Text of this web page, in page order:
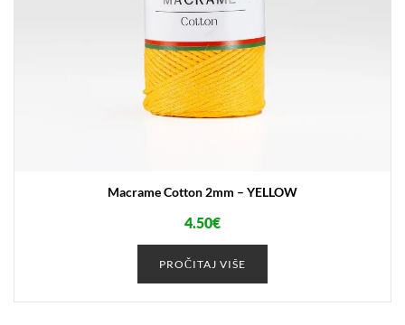
Macrame Cotton 2mm – YELLOW
4.50€
PROČITAJ VIŠE